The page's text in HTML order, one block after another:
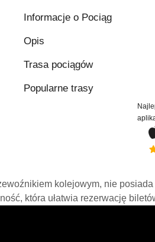
Informacje o Pociąg
Opis
Trasa pociągów
Popularne trasy
kolejowym, nie
która ułatwia rezerwację